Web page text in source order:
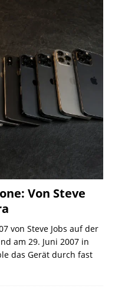
Von Steve
von Steve Jobs auf der
am 29. Juni 2007 in
das Gerät durch fast